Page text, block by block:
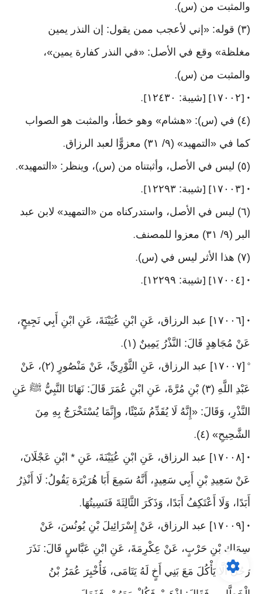
والمثبت من (س).
(٣) قوله: «إني لأعجب ممن يقول: إن النذر يمين
مغلظة» وقع في الأصل: «في النذر كفارة يمين»،
والمثبت من (س).
• [١٧٠٠٢] [شيبة: ١٢٤٣٠ ].
(٤) في (س): «هشام» وهو خطأ، والمثبت هو الصواب
كما في «التمهيد» (٩/ ٣١) معزوًّا لعبد الرزاق
.
(٥) ليس في الأصل، وأثبتناه من (س)، وينظر: «التمهيد ».
• [١٧٠٠٣] [شيبة: ١٢٢٩٣ ].
(٦) ليس في الأصل، واستدركناه من «التمهيد» لابن عبد
البر (٩/ ٣١) معزوا للمصنف
.
(٧) هذا الأثر ليس في (س) .
• [١٧٠٠٤] [شيبة: ١٢٢٩٩ ].
•
[١٧٠٠٦] عبد الرزاق، عَنِ ابْنِ عُيَيْنَةَ، عَنِ ابْنِ أَبِي نَجِيحٍ،
عَنْ مُجَاهِدٍ قَالَ: النَّذْرُ يَمِينٌ (١)
.
°
[١٧٠٠٧] عبد الرزاق، عَنِ الثَّوْرِيِّ، عَنْ مَنْصُورٍ (٢)، عَنْ
عَبْدِ اللَّهِ (٣) بْنِ مُرَّةَ، عَنِ ابْنِ عُمَرَ قَالَ: نَهَانَا النَّبِيُّ ﷺ عَنِ
النَّذْرِ، وَقَالَ: «إِنَّهُ لَا يُقَدِّمُ شَيْئًا، وإِنَّمَا يُسْتَخْرَجُ بِهِ مِنَ
الشَّحِيحِ» (٤)
.
•
[١٧٠٠٨] عبد الرزاق، عَنِ ابْنِ عُيَيْنَةَ، عَنِ * ابْنِ عَجْلَانَ،
عَنْ سَعِيدِ بْنِ أَبِي سَعِيدٍ، أَنَّهُ سَمِعَ أَبَا هُرَيْرَة يَقُولُ: لَا أَنْذِرُ
أَبَدًا، وَلَا أَعْتَكِفُ أَبَدًا، وَذَكَرَ الثَّالِثَةَ فَنَسِيتُهَا.
•
[١٧٠٠٩] عبد الرزاق، عَنْ إِسْرَائِيلَ بْنِ يُونُسَ، عَنْ
سِمَاكِ بْنِ حَرْبٍ، عَنْ عِكْرِمَةَ، عَنِ ابْنِ عَبَّاسٍ قَالَ: نَذَرَ
رَجُلٌ أَلَّا يَأْكُلَ مَعَ بَنِي أَخٍ لَهُ يَتَامَى، فَأُخْبِرَ عُمَرُ بْنُ